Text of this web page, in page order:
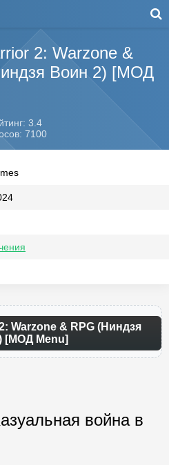
2: Warzone &
Воин 2) [МОД
3.4
7100
Warzone & RPG (Ниндзя
[МОД Menu]
война в